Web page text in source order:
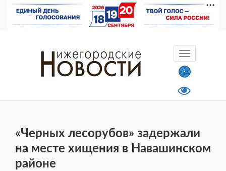
«Черных лесорубов» задержали
на месте хищения в Навашинском
районе